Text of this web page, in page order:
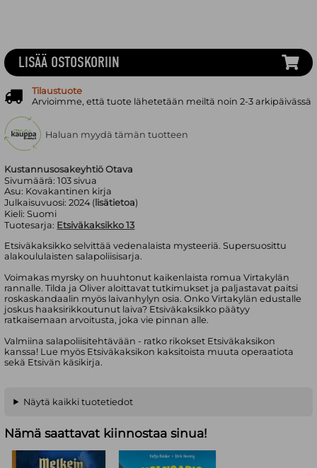
Kustannusosakeyhtiö Otava
Sivumäärä:103 sivua
Asu: Kovakantinen kirja
Julkaisuvuosi:2024 ( lisätietoa)
Kieli:Suomi
Tuotesarja: Etsiväkaksikko 13
Etsiväkaksikko selvittää vedenalaista mysteeriä. Supersuosittu
alakoululaisten salapoliisisarja.
Voimakas myrsky on huuhtonut kaikenlaista romua Virtakylän
rannalle. Tilda ja Oliver aloittavat tutkimukset ja paljastavat paitsi
roskaskandaalin myös laivanhylyn osia. Onko Virtakylän edustalle
joskus haaksirikkoutunut laiva? Etsiväkaksikko päätyy
ratkaisemaan arvoitusta, joka vie pinnan alle.
Valmiina salapoliisitehtävään - ratko rikokset Etsiväkaksikon
kanssa! Lue myös Etsiväkaksikon kaksitoista muuta operaatiota
sekä Etsivän käsikirja.
LISÄÄ OSTOSKORIIN
Tilaustuote
Arvioimme, että tuote lähetetään meiltä noin 2-3 arkipäivässä
Haluan myydä tämän tuotteen
Näytä kaikki tuotetiedot
Nämä saattavat kiinnostaa sinua!